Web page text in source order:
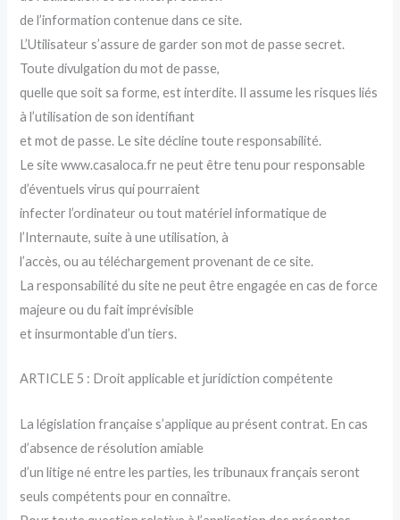
de l’information contenue dans ce site.
L’Utilisateur s’assure de garder son mot de passe secret.
Toute divulgation du mot de passe,
quelle que soit sa forme, est interdite. Il assume les risques liés
à l’utilisation de son identifiant
et mot de passe. Le site décline toute responsabilité.
Le site www.casaloca.fr ne peut être tenu pour responsable
d’éventuels virus qui pourraient
infecter l’ordinateur ou tout matériel informatique de
l’Internaute, suite à une utilisation, à
l’accès, ou au téléchargement provenant de ce site.
La responsabilité du site ne peut être engagée en cas de force
majeure ou du fait imprévisible
et insurmontable d’un tiers.
ARTICLE 5 : Droit applicable et juridiction compétente
La législation française s’applique au présent contrat. En cas
d’absence de résolution amiable
d’un litige né entre les parties, les tribunaux français seront
seuls compétents pour en connaître.